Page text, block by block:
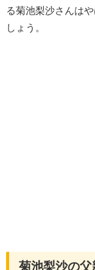
る菊池梨沙さんは
しょう。
菊池梨沙の